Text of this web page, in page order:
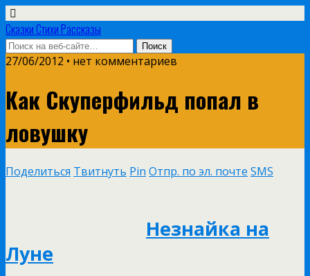
Сказки Стихи Рассказы
27/06/2012 • нет комментариев
Как Скуперфильд попал в
ловушку
Поделиться Твитнуть Pin Отпр. по эл. почте SMS
Незнайка на
Луне